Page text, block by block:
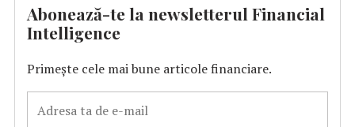
Abonează-te la newsletterul Financial
Intelligence
Primește cele mai bune articole financiare.